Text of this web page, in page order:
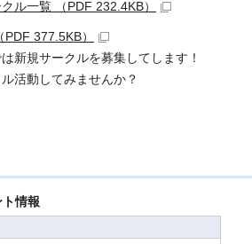
ル一覧 （PDF 232.4KB）
377.5KB）
新規サークルを募集してします！
活動してみませんか？
情報